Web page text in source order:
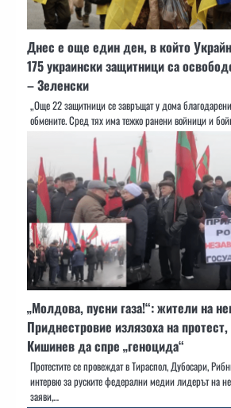
Днес е още един ден, в който
175 украински защитници са
– Зеленски
„Още 22 защитници се завръщат у дома
обмените. Сред тях има тежко ранени войници и
„Молдова, пусни газа!“: жители на
Приднестровие излязоха на
Кишинев да спре „геноцида“
Протестите се провеждат в Тираспол, Дубосари,
интервю за руските федерални медии лидерът на
заяви,…